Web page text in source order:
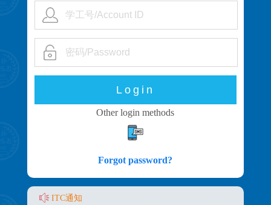
Other login methods
Forgot password?
ITC通知